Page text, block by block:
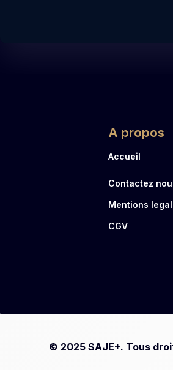
A propos
Accueil
Contactez
Mentions
CGV
© 2025 SAJE+. Tous